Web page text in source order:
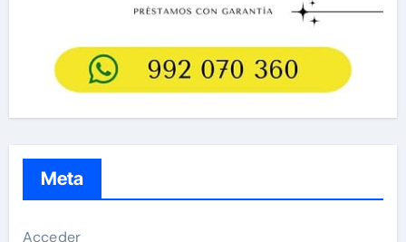
Meta
Acceder